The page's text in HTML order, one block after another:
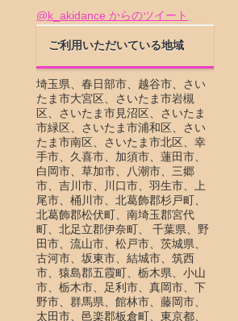
@k_akidance からのツイート
ご利用いただいている地域
埼玉県、春日部市、越谷市、さい
たま市大宮区、さいたま市岩槻
区、さいたま市見沼区、さいたま
市緑区、さいたま市浦和区、さい
たま市南区、さいたま市北区、幸
手市、久喜市、加須市、蓮田市、
白岡市、草加市、八潮市、三郷
市、吉川市、川口市、羽生市、上
尾市、桶川市、北葛飾郡杉戸町、
北葛飾郡松伏町、南埼玉郡宮代
町、北足立郡伊奈町、 千葉県、野
田市、流山市、松戸市、茨城県、
古河市、坂東市、結城市、筑西
市、猿島郡五霞町、栃木県、小山
市、栃木市、足利市、真岡市、下
野市、群馬県、館林市、藤岡市、
太田市、邑楽郡板倉町、東京都、